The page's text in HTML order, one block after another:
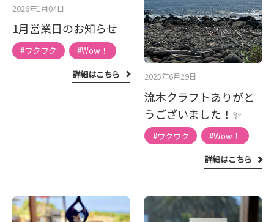
2026年1月04日
1月営業日のお知らせ
#ワクワク
#Wow！
詳細はこちら
2025年6月29日
流木クラフトありがと
うございました！✨
#ワクワク
#Wow！
詳細はこちら